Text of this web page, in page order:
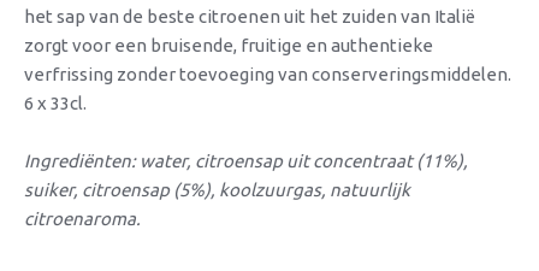
het sap van de beste citroenen uit het zuiden van Italië
zorgt voor een bruisende, fruitige en authentieke
verfrissing zonder toevoeging van conserveringsmiddelen.
6 x 33cl.
Ingrediënten: water, citroensap uit concentraat (11%),
suiker, citroensap (5%), koolzuurgas, natuurlijk
citroenaroma.